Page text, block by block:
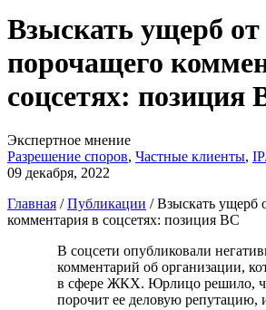
Взыскать ущерб от
порочащего
соцсетях: позиция
Экспертное мнение
Разрешение споров, Частные клиенты,
09 декабря, 2022
Главная /Публикации /Взыскать ущерб
комментария в соцсетях: позиция ВС
В соцсети опубликовали
комментарий об организации,
в сфере ЖКХ. Юрлицо решило,
порочит ее деловую репутацию,